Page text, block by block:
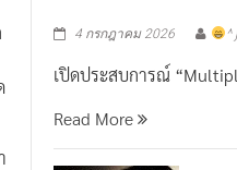
เปิดประสบการณ์ “Multiply